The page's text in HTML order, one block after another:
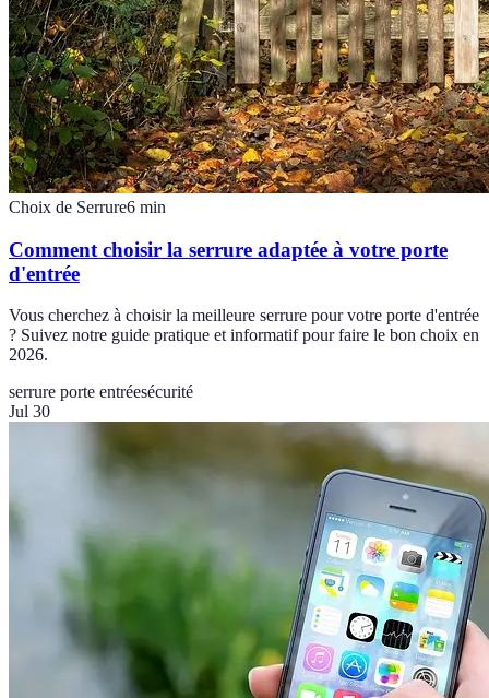
Choix de Serrure6 min
Comment choisir la serrure adaptée à votre porte
d'entrée
Vous cherchez à choisir la meilleure serrure pour votre porte d'entrée
? Suivez notre guide pratique et informatif pour faire le bon choix en
2026.
serrure porte entréesécurité
Jul 30